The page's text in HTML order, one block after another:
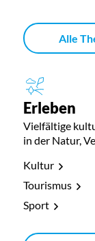
Alle
Erleben
Vielfältige
in der Natur,
Kultur
Tourismus
Sport